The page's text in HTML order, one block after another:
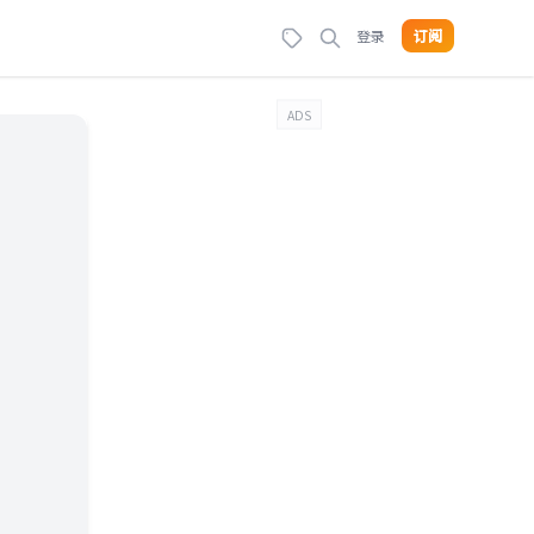
登录 订阅
ADS